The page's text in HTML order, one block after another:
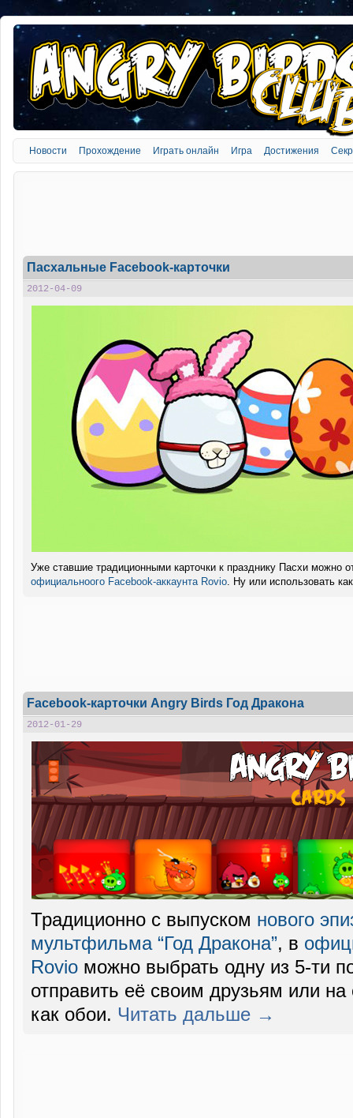
Новости Прохождение Играть онлайн Игра Достижения
Пасхальные Facebook-карточки
2012-04-09
Уже ставшие традиционными карточки к празднику Пасхи можно
официальноого Facebook-аккаунта Rovio. Ну или использовать
Facebook-карточки Angry Birds Год Дракона
2012-01-29
Традиционно с выпуском нового
мультфильма “Год Дракона”, в
Rovioможно выбрать одну из 5-ти
отправить её своим друзьям или на
как обои. Читать дальше →